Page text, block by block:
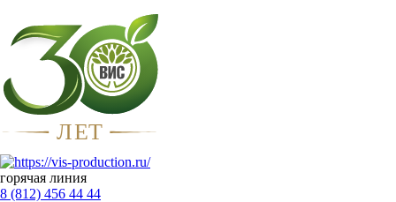
ЛЕТ
горячая линия
8 (812) 456 44 44